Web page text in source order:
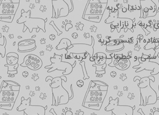
دندان گربه
گربه بر نازایی
از کنسرو گربه
و خطرناک برای گربه ها